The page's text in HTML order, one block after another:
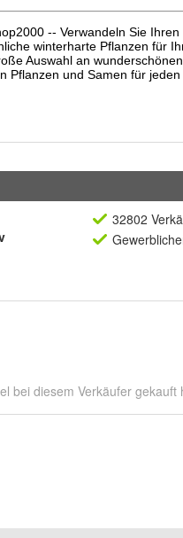
32802
Gewerblich
bei diesem Verkäufer